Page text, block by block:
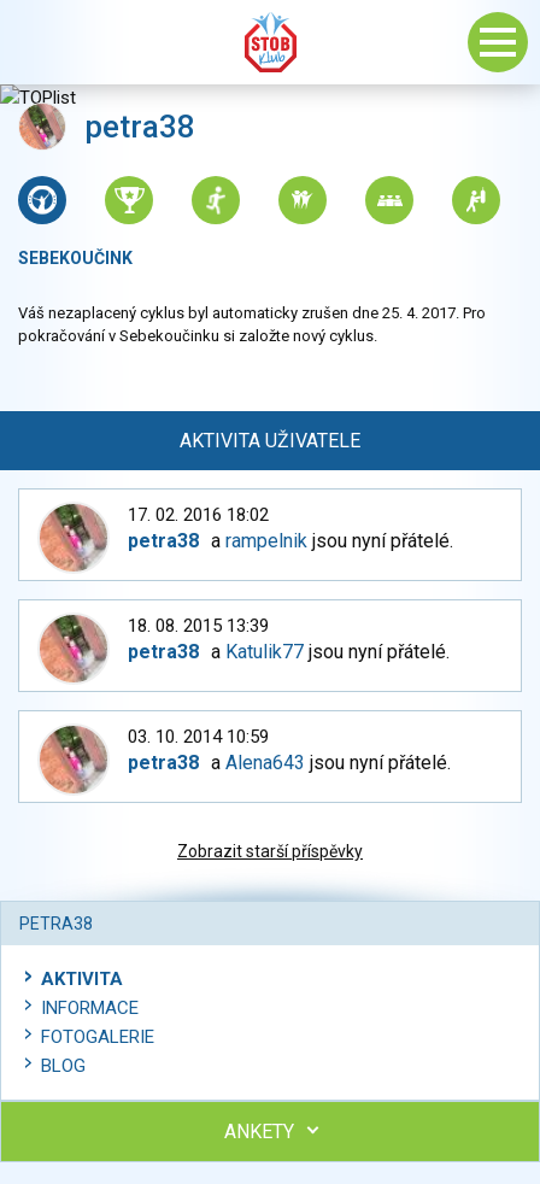
petra38
SEBEKOUČINK
Váš nezaplacený cyklus byl automaticky zrušen dne 25. 4. 2017. Pro
pokračování v Sebekoučinku si založte nový cyklus.
AKTIVITA UŽIVATELE
17. 02. 2016 18:02
petra38 arampelnik jsou nyní přátelé.
18. 08. 2015 13:39
petra38 a Katulik77 jsou nyní přátelé.
03. 10. 2014 10:59
petra38 aAlena643 jsou nyní přátelé.
Zobrazit starší příspěvky
PETRA38
AKTIVITA
INFORMACE
FOTOGALERIE
BLOG
ANKETY